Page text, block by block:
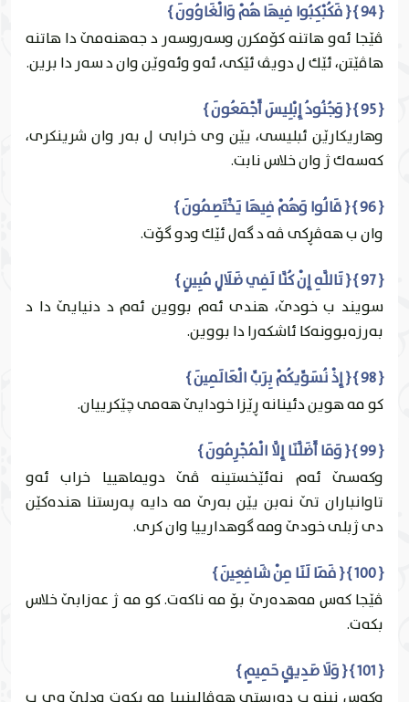
{ 94 } { فَكُبْكِبُوا فِيهَا هُمْ وَالْغَاوُونَ }
ڤێجا ئه‌و هاتنه‌ كۆمكرن وسه‌روسه‌ر د جه‌هنه‌مێ دا هاتنه‌
هاڤێتن، ئێك ل دویڤ ئێكى، ئه‌و وئه‌وێن وان د سه‌ر دا برين.
{ 95 } { وَجُنُودُ إِبْلِيسَ أَجْمَعُونَ }
وهاريكارێن ئبليسى، یێن وى خرابى ل به‌ر وان شرينكرى،
كه‌سه‌ك ژ وان خلاس نابت.
{ 96 } { قَالُوا وَهُمْ فِيهَا يَخْتَصِمُونَ }
وان ب هه‌ڤڕكى ڤه‌ د گه‌ل ئێك ودو گۆت.
{ 97 } { تَاللَّهِ إِنْ كُنَّا لَفِي ضَلَالٍ مُبِينٍ }
سويند ب خودێ، هندى ئه‌م بووين ئه‌م د دنيايێ دا د
به‌رزه‌بوونه‌كا ئاشكه‌را دا بووين.
{ 98 } { إِذْ نُسَوِّيكُمْ بِرَبِّ الْعَالَمِينَ }
كو مه‌ هوين دئينانه‌ ڕێزا خودايێ هه‌مى چێكرییان‌.
{ 99 } { وَمَا أَضَلَّنَا إِلَّا الْمُجْرِمُونَ }
وكه‌سێ ئه‌م نه‌ئێخستينه‌ ڤێ دويماهییا خراب ئه‌و
تاوانباران تێ نه‌بن يێن به‌رێ مه‌ دايه‌ په‌رستنا هنده‌كێن
دى ژبلی خودێ ومه‌ گوهدارییا وان كرى.
{ 100 } { فَمَا لَنَا مِنْ شَافِعِينَ }
ڤێجا كه‌س مه‌هده‌رێ بۆ مه‌ ناكه‌ت. كو مه‌ ژ عه‌زابێ خلاس
بكه‌ت.
{ 101 } { وَلَا صَدِيقٍ حَمِيمٍ }